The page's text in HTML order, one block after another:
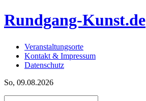
Rundgang-Kunst.de
Veranstaltungsorte
Kontakt & Impressum
Datenschutz
So, 09.08.2026